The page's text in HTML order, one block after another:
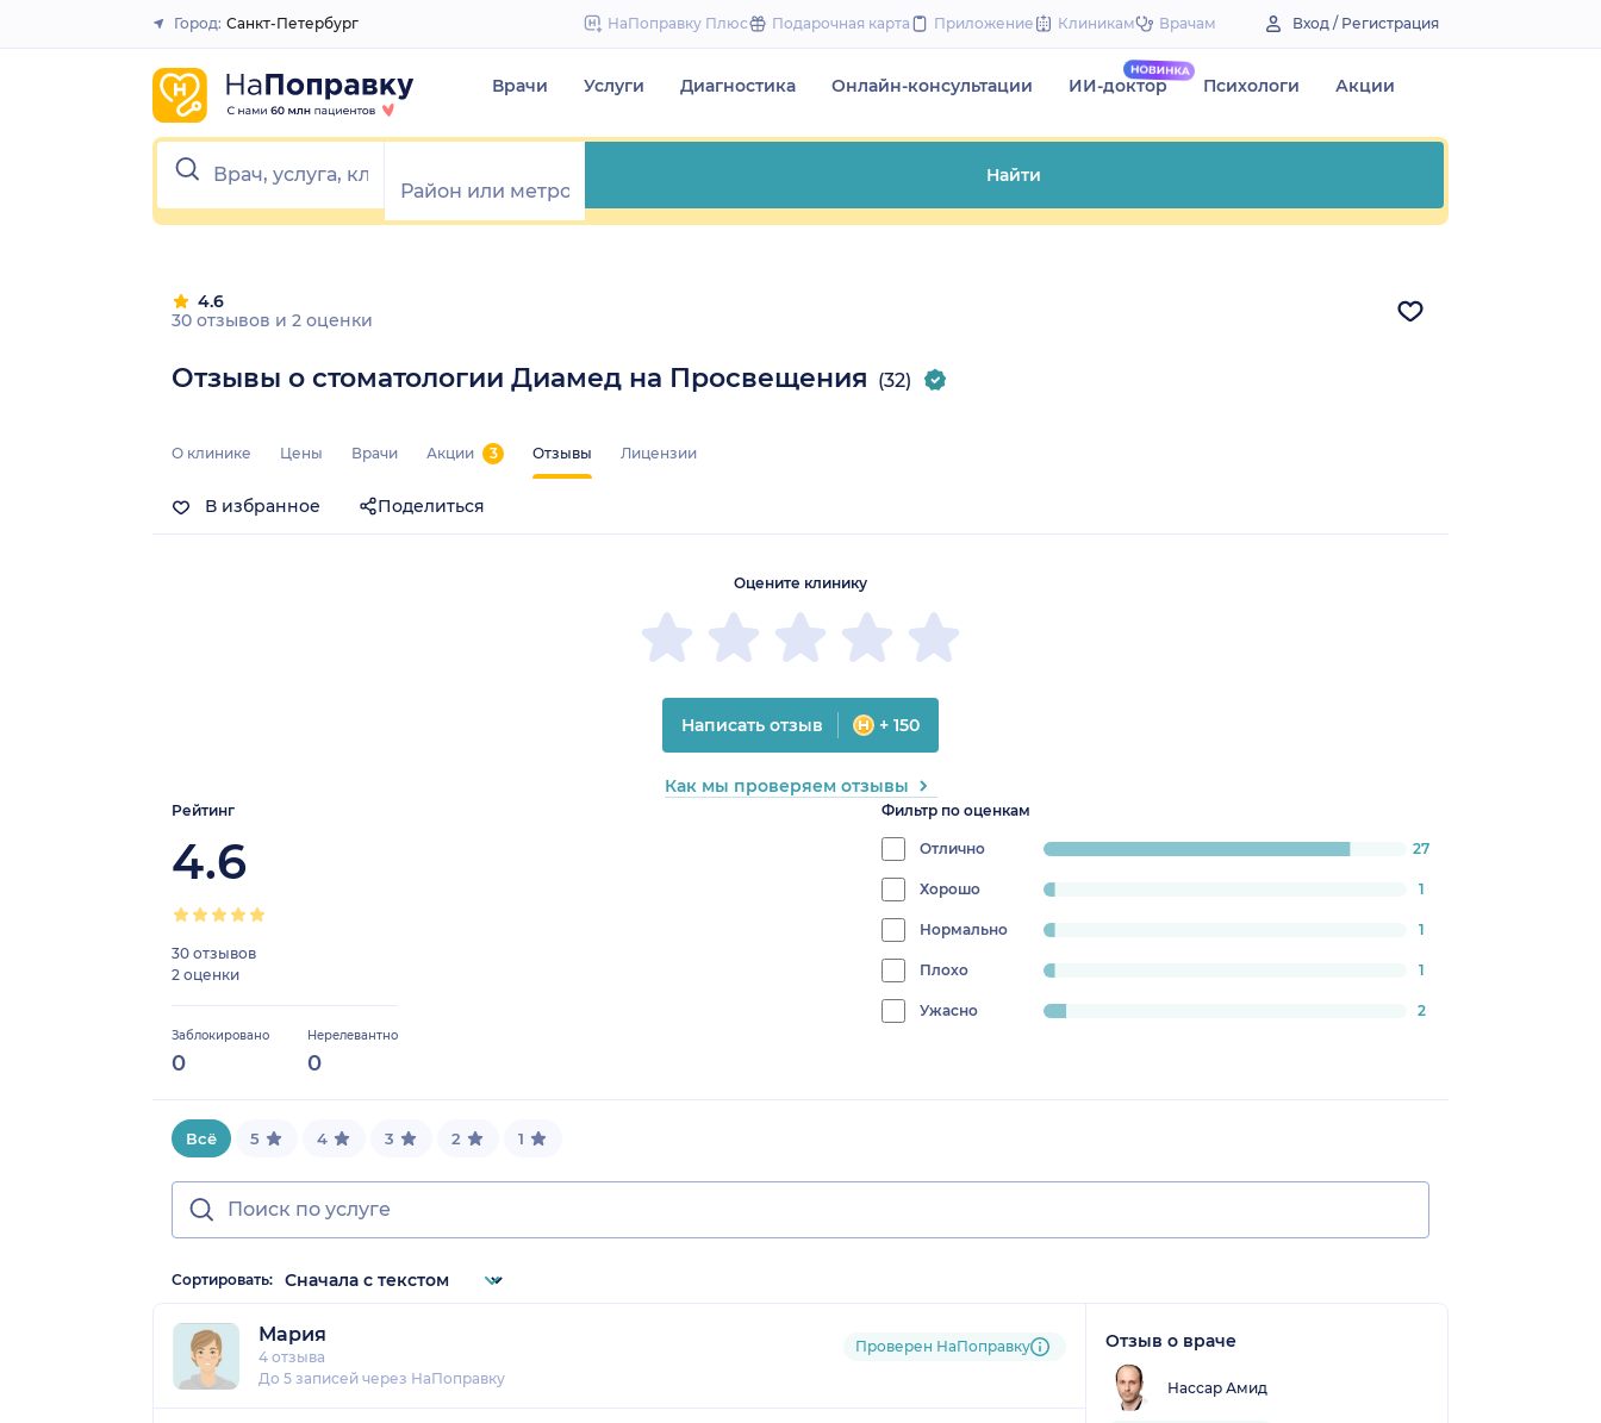
to
Закрыть
Город: Санкт-Петербург НаПоправку Плюс Подарочная карта Приложение Клиникам Врачам Вход / Регистрация
Врачи Услуги Диагностика Онлайн-консультации ИИ-доктор Психологи Акции
Найти
Отзывы о стоматологии Диамед на Просвещения (32)
4.6
30 отзывов и 2 оценки
О клинике Цены Врачи Акции 3 Отзывы Лицензии
В избранное Поделиться
Рейтинг
4.6
30 отзывов
2 оценки
Заблокировано
0
Нерелевантно
0
Фильтр по оценкам
Отлично
progress:
84.375%
27
Хорошо 1
Нормально 1
Плохо 1
Ужасно 2
Оцените клинику
Написать отзыв + 150
Как мы проверяем отзывы
Всё 5 4 3 2 1
Сортировать:
Мария
4 отзыва
До 5 записей через НаПоправку
Проверен НаПоправку Отзыв о враче
Нассар Амид